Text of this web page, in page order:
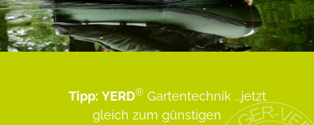
Tipp: YERD® Gartentechnik ...jetzt
gleich zum günstigen